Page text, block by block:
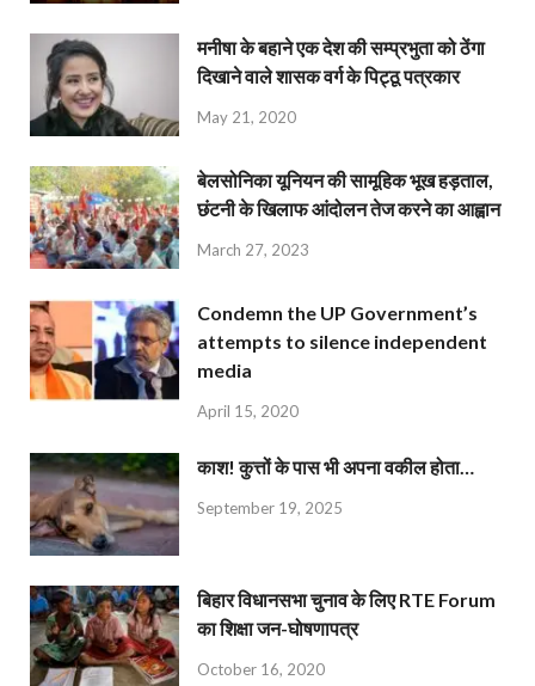
मनीषा के बहाने एक देश की सम्प्रभुता को ठेंगा
दिखाने वाले शासक वर्ग के पिट्ठू पत्रकार
May 21, 2020
बेलसोनिका यूनियन की सामूहिक भूख हड़ताल,
छंटनी के खिलाफ आंदोलन तेज करने का आह्वान
March 27, 2023
Condemn the UP Government’s
attempts to silence independent
media
April 15, 2020
काश! कुत्तों के पास भी अपना वकील होता…
September 19, 2025
बिहार विधानसभा चुनाव के लिए RTE Forum
का शिक्षा जन-घोषणापत्र
October 16, 2020